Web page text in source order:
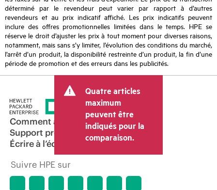
déterminé par le revendeur peut varier par rapport à d’autres
revendeurs et au prix indicatif affiché. Les prix indicatifs peuvent
inclure des offres promotionnelles limitées dans le temps. HPE se
réserve le droit d’ajuster les prix à tout moment pour diverses raisons,
notamment, mais sans s’y limiter, l’évolution des conditions du marché,
l’arrêt d’un produit, la disponibilité restreinte d’un produit, la fin d’une
période de promotion et des erreurs dans les publicités.
Quatre articles
maximum
peuvent être
indiqués pour la
comparaison.
Comment acheter
Support produit
Écrire à l’équipe commerciale
Suivre HPE sur